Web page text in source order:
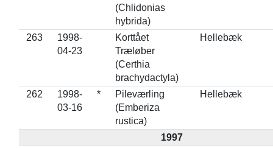
(Chlidonias
hybrida)
263
1998-
04-23
Korttået
Træløber
(Certhia
brachydactyla)
Hellebæk
262
1998-
03-16
*
Pileværling
(Emberiza
rustica)
Hellebæk
1997